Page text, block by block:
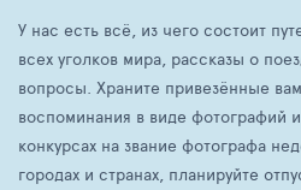
У нас есть всё, из чего состоит
всех уголков мира, рассказы о
вопросы. Храните привезённые
воспоминания в виде фотографий и
конкурсах на звание фотографа
городах и странах, планируйте